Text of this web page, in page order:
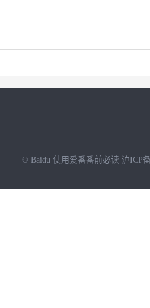
© Baidu 使用爱番番前必读 沪ICP